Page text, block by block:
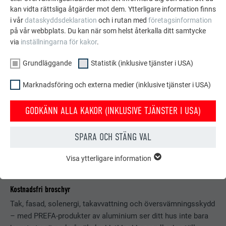
Kostnadsfri broschyr
Tak, fasad, solenergi, takavvattning och översvämningsskydd
– med PREFA-produkter av aluminium ser ditt hus inte bara
kan vidta rättsliga åtgärder mot dem. Ytterligare information finns
i vårdataskyddsdeklaration och i rutan med företagsinformation
på vår webbplats. Du kan när som helst återkalla ditt samtycke
via inställningarna för kakor.
Grundläggande Statistik (inklusive tjänster i USA)
Marknadsföring och externa medier (inklusive tjänster i USA)
GODKÄNN ALLA KAKOR (INKLUSIVE TJÄNSTER I USA)
SPARA OCH STÄNG VAL
GRUNDLÄGGANDE
fungerar korrekt.
EFTERNAMN PHPSESSID
Visa information om kakor
Visa ytterligare information